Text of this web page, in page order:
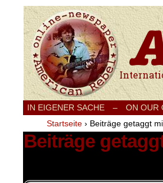
IN EIGENER SACHE – ON
Startseite › Beiträge getaggt
Beiträge